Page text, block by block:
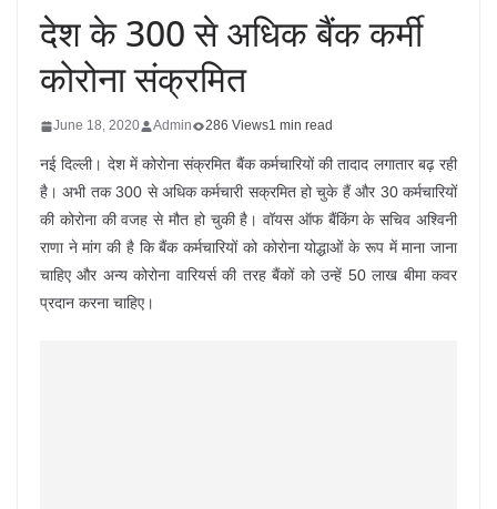
देश के 300 से अधिक बैंक कर्मी
कोरोना संक्रमित
June 18, 2020 Admin 286 Views1 min read
नई दिल्ली। देश में कोरोना संक्रमित बैंक कर्मचारियों की तादाद लगातार बढ़ रही
है। अभी तक 300 से अधिक कर्मचारी सक्रमित हो चुके हैं और 30 कर्मचारियों
की कोरोना की वजह से मौत हो चुकी है। वॉयस ऑफ बैंकिंग के सचिव अश्विनी
राणा ने मांग की है कि बैंक कर्मचारियों को कोरोना योद्धाओं के रूप में माना जाना
चाहिए और अन्य कोरोना वारियर्स की तरह बैंकों को उन्हें 50 लाख बीमा कवर
प्रदान करना चाहिए।